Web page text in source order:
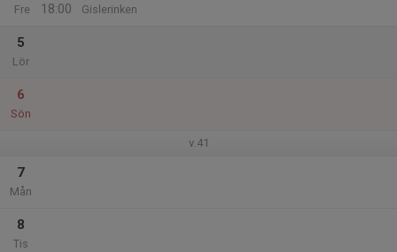
Fre
18:00
Gislerinken
5
Lör
6
Sön
v.41
7
Mån
8
Tis